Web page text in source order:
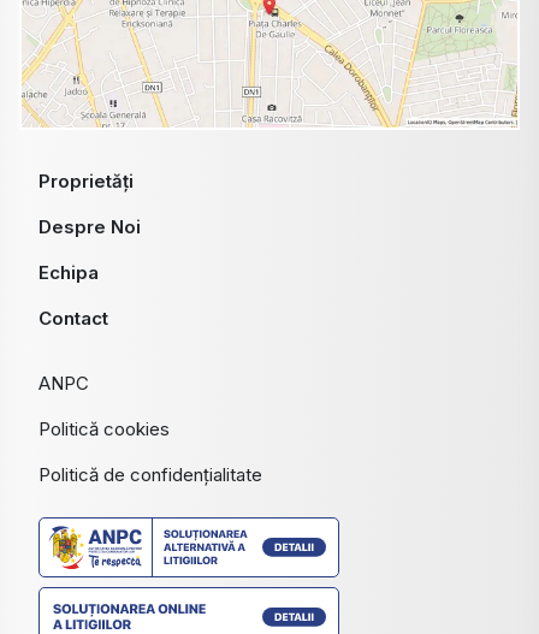
Proprietăți
Despre Noi
Echipa
Contact
ANPC
Politică cookies
Politică de confidențialitate